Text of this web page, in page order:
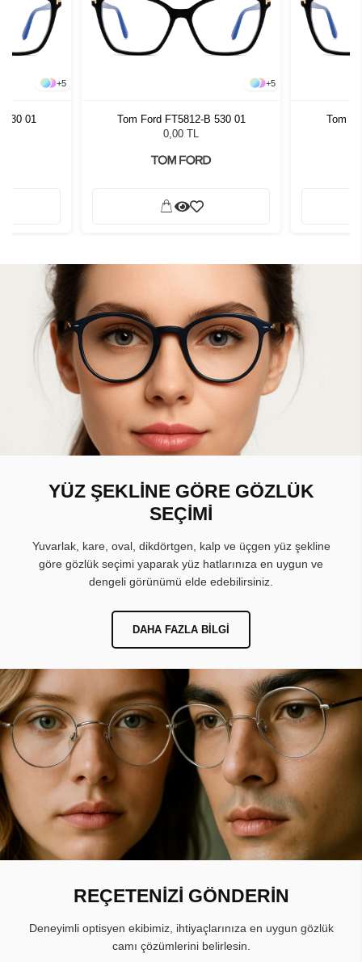
+5
530 01
+5
Tom Ford FT5812-B 530 01
0,00 TL
Tom
YÜZ ŞEKLİNE GÖRE GÖZLÜK
SEÇİMİ
Yuvarlak, kare, oval, dikdörtgen, kalp ve üçgen yüz şekline
göre gözlük seçimi yaparak yüz hatlarınıza en uygun ve
dengeli görünümü elde edebilirsiniz.
DAHA FAZLA BILGI
REÇETENİZİ GÖNDERİN
Deneyimli optisyen ekibimiz, ihtiyaçlarınıza en uygun gözlük
camı çözümlerini belirlesin.